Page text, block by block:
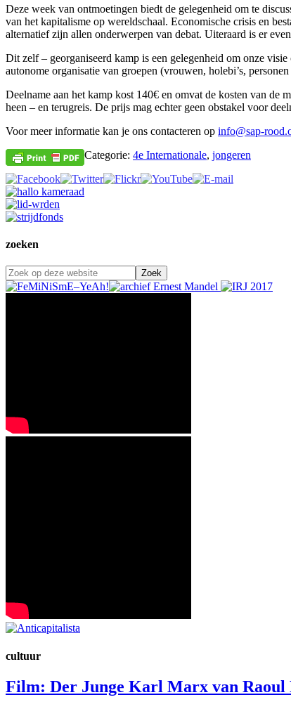
Deze week van ontmoetingen biedt de gelegenheid om te
van het kapitalisme op wereldschaal. Economische crisis en
alternatief zijn allen onderwerpen van debat. Uiteraard is er
Dit zelf – georganiseerd kamp is een gelegenheid om onze
autonome organisatie van groepen (vrouwen, holebi’s,
Deelname aan het kamp kost 140€ en omvat de kosten van de
heen – en terugreis. De prijs mag echter geen obstakel voor
Voor meer informatie kan je ons contacteren op info@sap-
Categorie: 4e Internationale, jongeren
zoeken
cultuur
Film: Der Junge Karl Marx van Raoul